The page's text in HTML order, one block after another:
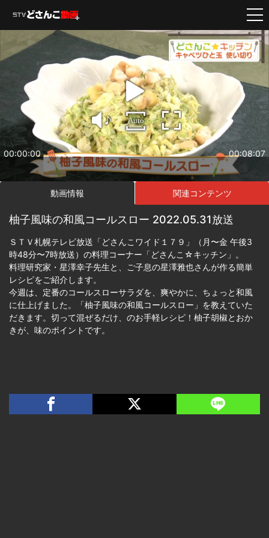
00:00:00 00:08:07
Auto
動画情報 関連コンテンツ
柚子風味の和風コールスロー 2022.05.31放送
ＳＴＶ札幌テレビ放送「どさんこワイド１７９」（月〜金 午後3
時48分〜7時放送）の料理コーナー「どさんこ☆キッチン」。
料理研究家・星澤幸子先生と、ご子息の星澤雅也さんが作る簡単
レシピをご紹介します。
今週は、定番のコールスローサラダを、爽やかに、ちょっと和風
に仕上げました。「柚子風味の和風コールスロー」を教えていた
だきます。切って混ぜるだけ、のお手軽レシピ！柚子胡椒とおか
きが、味のポイントです。